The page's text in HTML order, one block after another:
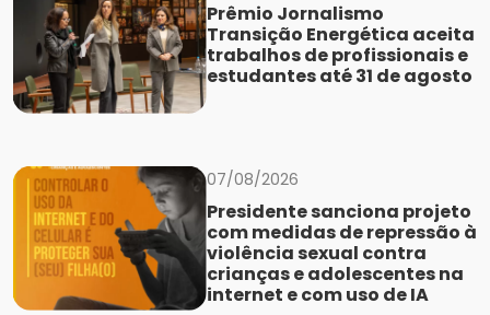
Prêmio Jornalismo
Transição Energética aceita
trabalhos de profissionais e
estudantes até 31 de agosto
07/08/2026
Presidente sanciona projeto
com medidas de repressão à
violência sexual contra
crianças e adolescentes na
internet e com uso de IA